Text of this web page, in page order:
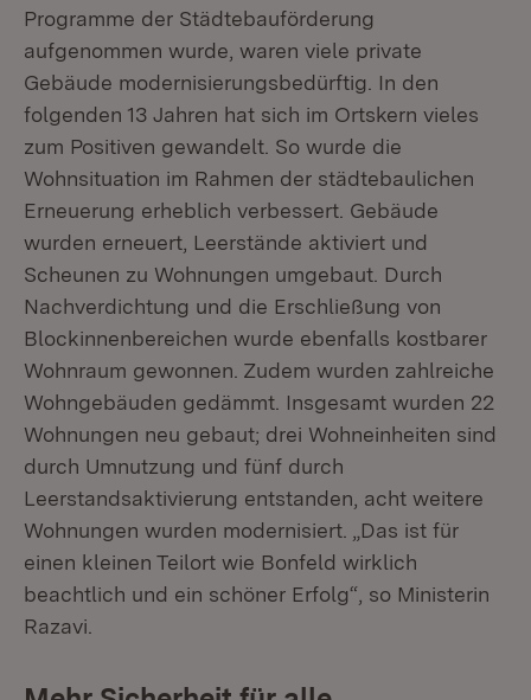
Programme der Städtebauförderung
aufgenommen wurde, waren viele private
Gebäude modernisierungsbedürftig. In den
folgenden 13 Jahren hat sich im Ortskern vieles
zum Positiven gewandelt. So wurde die
Wohnsituation im Rahmen der städtebaulichen
Erneuerung erheblich verbessert. Gebäude
wurden erneuert, Leerstände aktiviert und
Scheunen zu Wohnungen umgebaut. Durch
Nachverdichtung und die Erschließung von
Blockinnenbereichen wurde ebenfalls kostbarer
Wohnraum gewonnen. Zudem wurden zahlreiche
Wohngebäuden gedämmt. Insgesamt wurden 22
Wohnungen neu gebaut; drei Wohneinheiten sind
durch Umnutzung und fünf durch
Leerstandsaktivierung entstanden, acht weitere
Wohnungen wurden modernisiert. „Das ist für
einen kleinen Teilort wie Bonfeld wirklich
beachtlich und ein schöner Erfolg“, so Ministerin
Razavi.